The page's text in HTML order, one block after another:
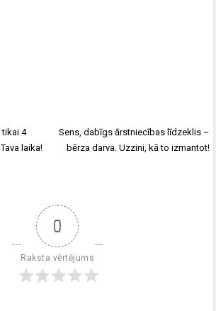
tikai 4
laika!
Sens, dabīgs ārstniecības līdzeklis –
bērza darva. Uzzini, kā to izmantot!
0
Raksta vērtējums